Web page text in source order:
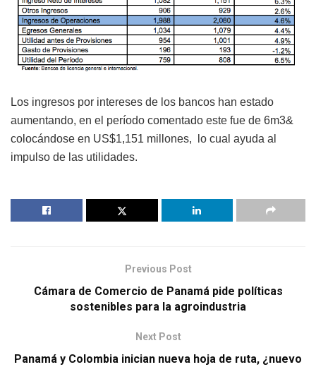
Los ingresos por intereses de los bancos han estado
aumentando, en el período comentado este fue de 6m3&
colocándose en US$1,151 millones, lo cual ayuda al
impulso de las utilidades.
Previous Post
Cámara de Comercio de Panamá pide políticas
sostenibles para la agroindustria
Next Post
Panamá y Colombia inician nueva hoja de ruta, ¿nuevo